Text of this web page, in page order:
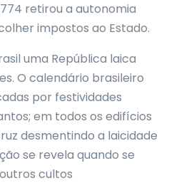
retirou a autonomia
impostos ao Estado.
uma República laica
O calendário brasileiro
por festividades
em todos os edifícios
desmentindo a laicidade
se revela quando se
cultos